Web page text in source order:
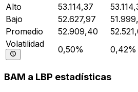
Alto
53.114,37
Bajo
52.627,97
Promedio
52.909,40
Volatilidad
0,50% 0,42%
BAM a LBP estadísticas